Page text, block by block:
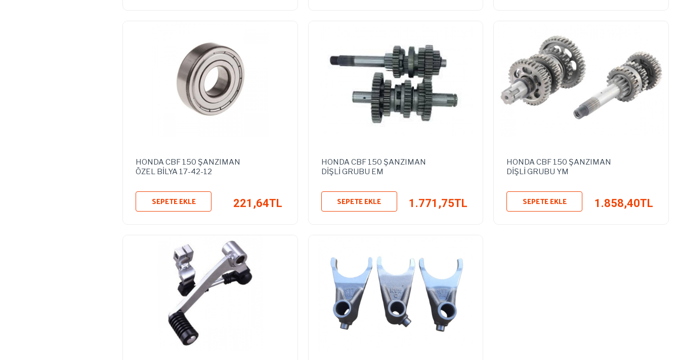
HONDA CBF 150 ŞANZIMAN
ÖZEL BİLYA 17-42-12
221,64TL
SEPETE EKLE
HONDA CBF 150 ŞANZIMAN
DİŞLİ GRUBU EM
1.771,75TL
SEPETE EKLE
HONDA CBF 150 ŞANZIMAN
DİŞLİ GRUBU YM
1.858,40TL
SEPETE EKLE